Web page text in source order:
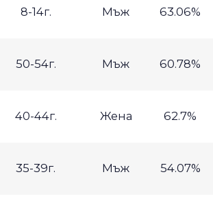
8-14г. Мъж 63.06%
50-54г. Мъж 60.78%
40-44г. Жена 62.7%
35-39г. Мъж 54.07%